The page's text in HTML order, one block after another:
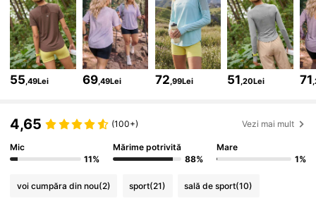
4,82 217K Urmăritori
4,82 217K Urmăritori
217K Urmăritori
55 ,49Lei 69 ,49Lei 72 ,99Lei 51 ,20Lei 71
4,65 (100+) Vezi mai mult
Mic
11%
Mărime potrivită
88%
Mare
1%
voi cumpăra din nou(2) sport(21) sală de sport(10)